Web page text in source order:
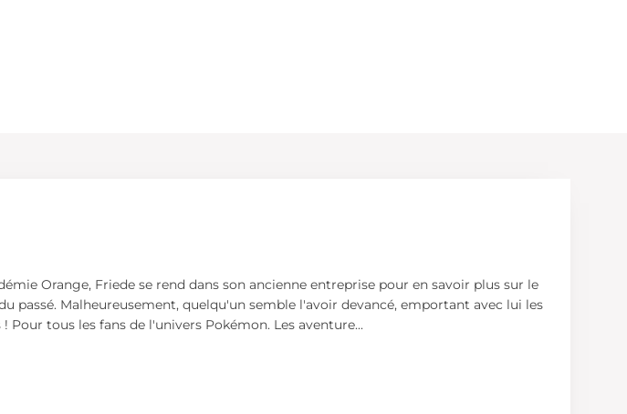
Orange, Friede se rend dans son ancienne entreprise pour en savoir plus sur le
passé. Malheureusement, quelqu'un semble l'avoir devancé, emportant avec lui les
Pour tous les fans de l'univers Pokémon. Les aventure...